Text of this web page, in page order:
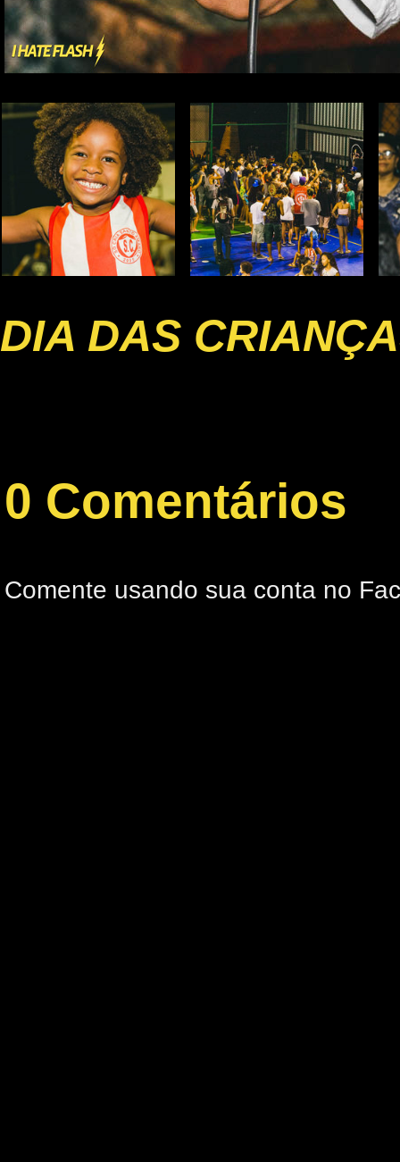
DIA DAS
0 Comentários
Comente usando sua conta no